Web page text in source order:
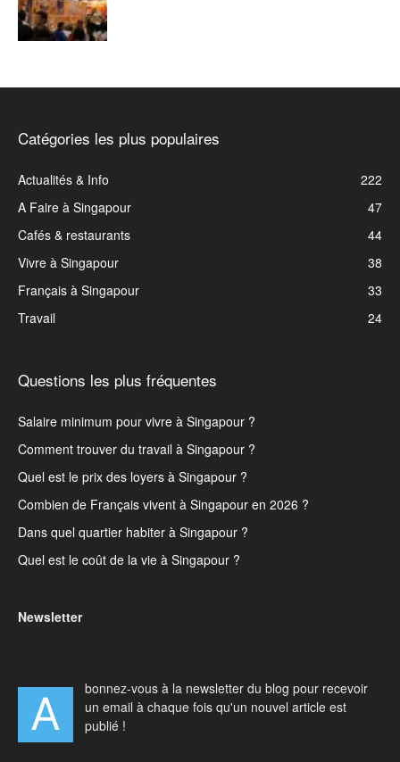
Catégories les plus populaires
Actualités & Info
222
A Faire à Singapour
47
Cafés & restaurants
44
Vivre à Singapour
38
Français à Singapour
33
Travail
24
Questions les plus fréquentes
Salaire minimum pour vivre à Singapour ?
Comment trouver du travail à Singapour ?
Quel est le prix des loyers à Singapour ?
Combien de Français vivent à Singapour en 2026 ?
Dans quel quartier habiter à Singapour ?
Quel est le coût de la vie à Singapour ?
Newsletter
A
bonnez-vous à la newsletter du blog pour recevoir
un email à chaque fois qu'un nouvel article est
publié !